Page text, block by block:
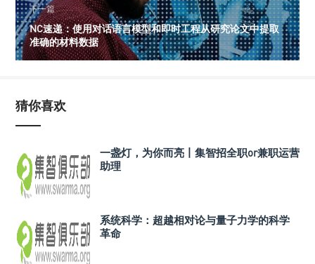
下一篇
NC速递：使用对话语言模型和即时工程从研究论文中提取
准确的材料数据
猜你喜欢
一盏灯，为你而亮丨集智招全职or兼职运营
助理
系统科学：超越相对论与量子力学的科学
革命